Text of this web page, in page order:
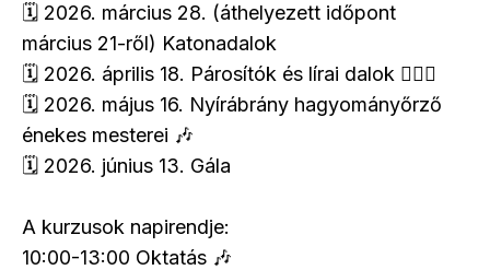
🗓️ 2026. március 28. (áthelyezett időpont
március 21-ről) Katonadalok
🗓️ 2026. április 18. Párosítók és lírai dalok 👩‍❤️‍👨
🗓️ 2026. május 16. Nyírábrány hagyományőrző
énekes mesterei 🎶
🗓️ 2026. június 13. Gála
A kurzusok napirendje:
10:00-13:00 Oktatás 🎶